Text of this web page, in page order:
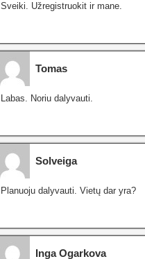
Sveiki. Užregistruokit ir mane.
Tomas
Labas. Noriu dalyvauti.
Solveiga
Planuoju dalyvauti. Vietų dar yra?
Inga Ogarkova